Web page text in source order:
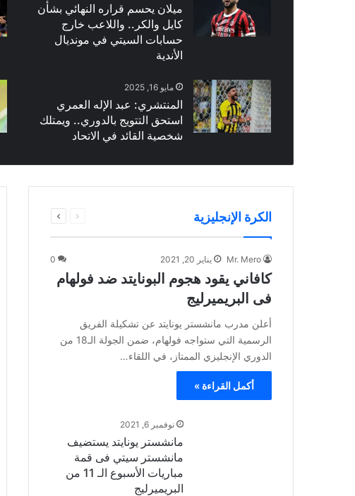
ميلان يحسم قراره النهائي بشأن
كايل والكر.. واللاعب خارج
حسابات السيتي في مونديال
الأندية
مايو 16, 2025
المنتشري: عبد الإله العمري
استحق التتويج بالدوري.. ويمتلك
شخصية القائد في الاتحاد
الكرة الإنجليزية الصفحةالصفحة
Mr. Mero يناير 20, 2021 0
كافاني يقود هجوم البونايتد ضد فولهام
فى البريميرليج
أعلن مدرب مانشستر يونايتد عن تشكيلة الفريق
الرسمية التي ستواجه فولهام، ضمن الجولة الـ18 من
الدوري الإنجليزي الممتاز، في اللقاء…
أكمل القراءة »
نوفمبر 6, 2021
مانشستر يونايتد يستضيف
مانشستر سيتي فى قمة
مباريات الأسبوع الـ 11 من
البريميرليج